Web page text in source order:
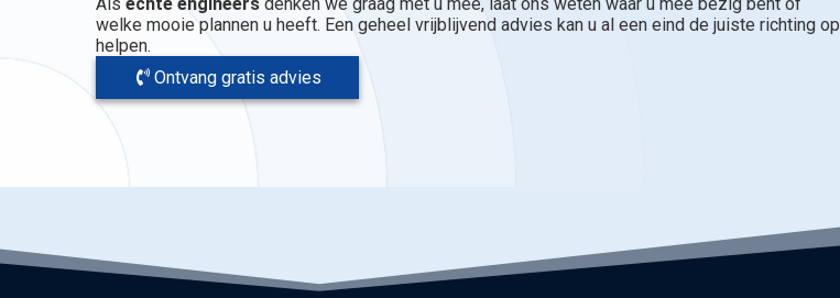
welke mooie plannen u heeft. Een geheel vrijblijvend advies kan u al een eind de juiste richting op
helpen.
Ontvang gratis advies